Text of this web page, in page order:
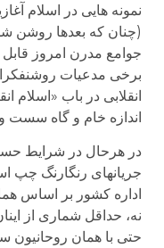
نمونه هایی در اسلام
(چنان که بعدها روشن
جوامع مدرن امروز قابل
برخی مدعیات
انقلابی در باب «اسلام
اندازه خام و گاه سست
در هرحال در شرایط
جریانهای رنگارنگ چپ
اداره کشور بر اساس
نه، حداقل شماری از
حتی با همان روحانیون